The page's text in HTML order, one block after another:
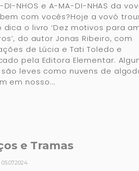
DI-NHOS e A-MA-DI-NHAS da
com vocês?Hoje a vovó
dica o livro ‘Dez motivos para
do autor Jonas Ribeiro, com
de Lúcia e Tati Toledo e
pela Editora Elementar.
são leves como nuvens de
em nosso...
e Tramas